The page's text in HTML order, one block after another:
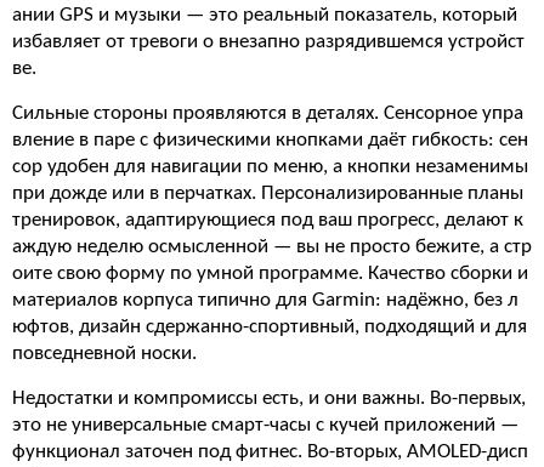
ании GPS и музыки — это реальный показатель, который
избавляет от тревоги о внезапно разрядившемся устройст
ве.
Сильные стороны проявляются в деталях. Сенсорное упра
вление в паре с физическими кнопками даёт гибкость: сен
сор удобен для навигации по меню, а кнопки незаменимы
при дожде или в перчатках. Персонализированные планы
тренировок, адаптирующиеся под ваш прогресс, делают к
аждую неделю осмысленной — вы не просто бежите, а стр
оите свою форму по умной программе. Качество сборки и
материалов корпуса типично для Garmin: надёжно, без л
юфтов, дизайн сдержанно-спортивный, подходящий и для
повседневной носки.
Недостатки и компромиссы есть, и они важны. Во-первых,
это не универсальные смарт-часы с кучей приложений —
функционал заточен под фитнес. Во-вторых, AMOLED-дисп